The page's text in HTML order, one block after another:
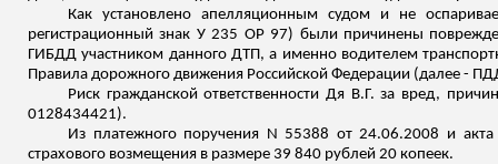
Как установлено апелляционным судом и не
регистрационный знак У235 ОР 97) были причинены
ГИБДД участником данного ДТП, а именно водителем
Правила дорожного движения Российской Федерации (далее -
Риск гражданской ответственностиДя В.Г. за вред,
0128434421).
Из платежного поручения N 55388 от 24.06.2008 и
страхового возмещения в размере 39 840 рублей 20 копеек.